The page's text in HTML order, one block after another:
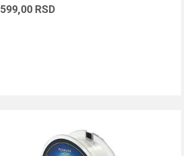
599,00 RSD